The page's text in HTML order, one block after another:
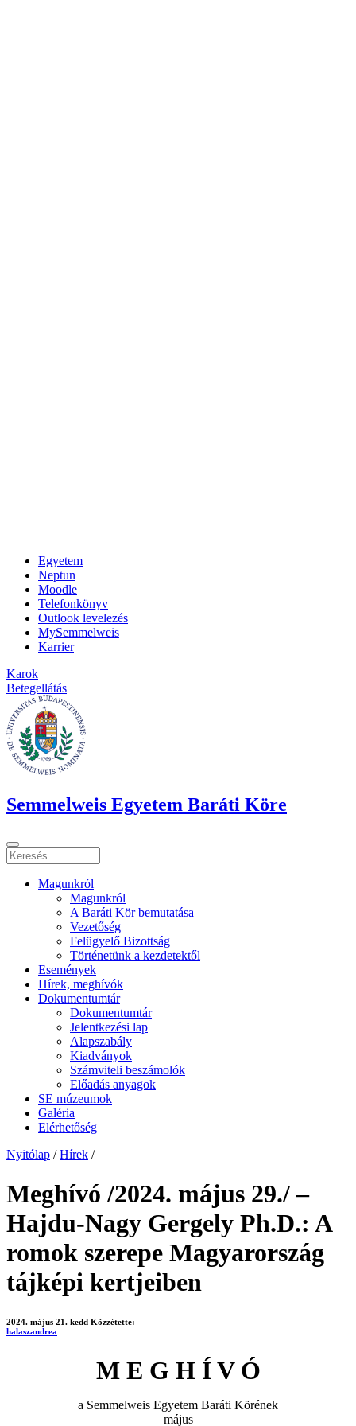
Egyetem
Neptun
Moodle
Telefonkönyv
Outlook levelezés
MySemmelweis
Karrier
Karok
Betegellátás
Semmelweis Egyetem Baráti Köre
Magunkról
Magunkról
A Baráti Kör bemutatása
Vezetőség
Felügyelő Bizottság
Történetünk a kezdetektől
Események
Hírek, meghívók
Dokumentumtár
Dokumentumtár
Jelentkezési lap
Alapszabály
Kiadványok
Számviteli beszámolók
Előadás anyagok
SE múzeumok
Galéria
Elérhetőség
Nyitólap / Hírek /
Meghívó /2024. május 29./ –
Hajdu-Nagy Gergely Ph.D.: A
romok szerepe Magyarország
tájképi kertjeiben
2024. május 21. kedd Közzétette:
halaszandrea
M E G H Í V Ó
a Semmelweis Egyetem Baráti Körének
május